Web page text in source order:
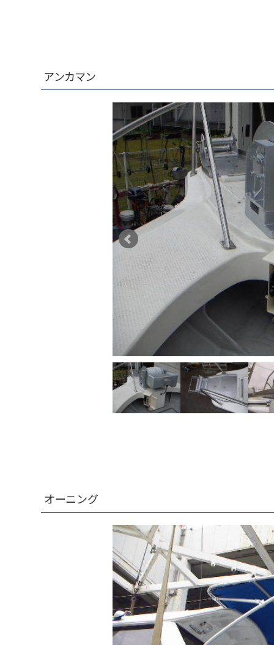
アンカマン
オーニング